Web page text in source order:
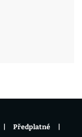
Předplatné